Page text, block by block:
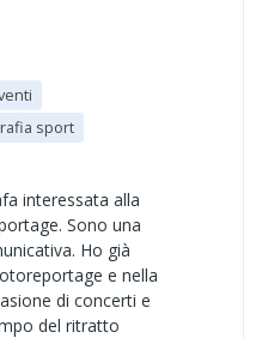
sport
interessata alla
Sono una
Ho già
e nella
di concerti e
del ritratto